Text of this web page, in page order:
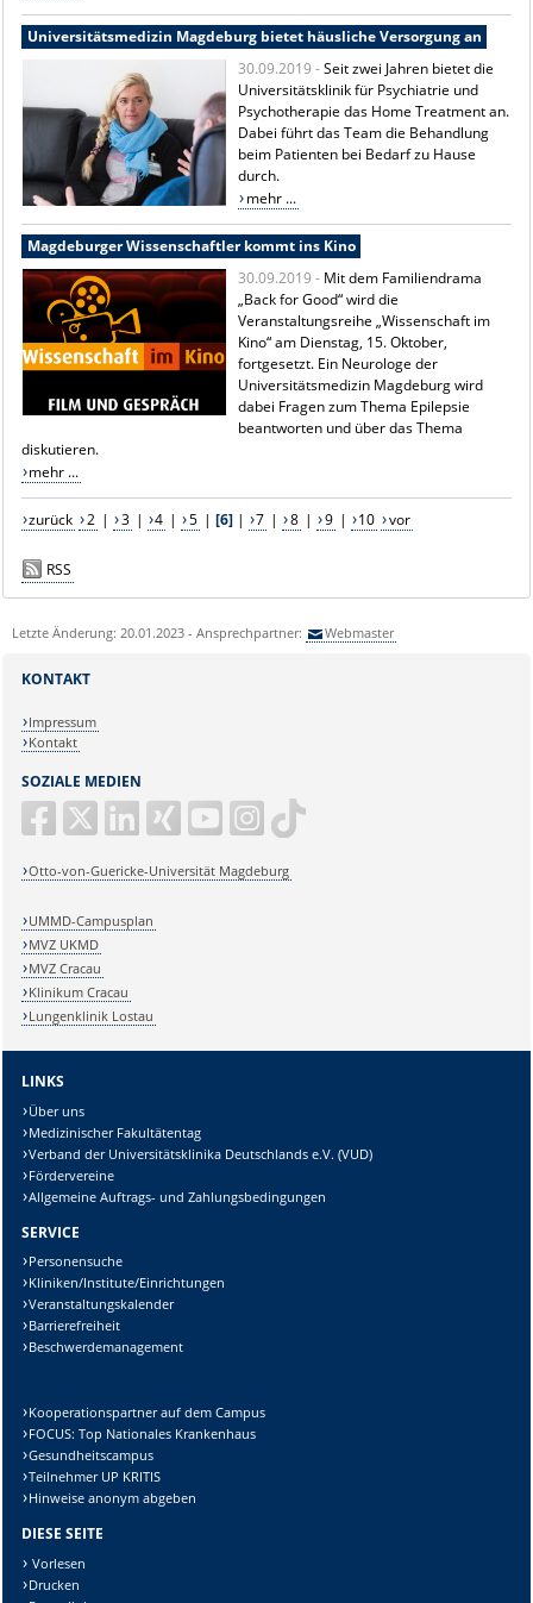
Universitätsmedizin Magdeburg bietet häusliche Versorgung an
30.09.2019 -Seit zwei Jahren bietet die
Universitätsklinik für Psychiatrie und
Psychotherapie das Home Treatment an.
Dabei führt das Team die Behandlung
beim Patienten bei Bedarf zu Hause
durch.
mehr ...
Magdeburger Wissenschaftler kommt ins Kino
30.09.2019 - Mit dem Familiendrama
„Back for Good“ wird die
Veranstaltungsreihe „Wissenschaft im
Kino“ am Dienstag, 15. Oktober,
fortgesetzt. Ein Neurologe der
Universitätsmedizin Magdeburg wird
dabei Fragen zum Thema Epilepsie
beantworten und über das Thema
diskutieren.
mehr ...
zurück 2 | 3 | 4 | 5 | [6]| 7 | 8 | 9 | 10 vor
RSS
Letzte Änderung: 20.01.2023 - Ansprechpartner: Webmaster
SOZIALE MEDIEN
Otto-von-Guericke-Universität Magdeburg
KONTAKT
Impressum
Kontakt
UMMD-Campusplan
MVZ UKMD
MVZ Cracau
Klinikum Cracau
Lungenklinik Lostau
LINKS
Über uns
Medizinischer Fakultätentag
Verband der Universitätsklinika Deutschlands e.V. (VUD)
Fördervereine
Allgemeine Auftrags- und Zahlungsbedingungen
SERVICE
Personensuche
Kliniken/Institute/Einrichtungen
Veranstaltungskalender
Barrierefreiheit
Beschwerdemanagement
Kooperationspartner auf dem Campus
FOCUS: Top Nationales Krankenhaus
Gesundheitscampus
Teilnehmer UP KRITIS
Hinweise anonym abgeben
DIESE SEITE
Vorlesen
Drucken